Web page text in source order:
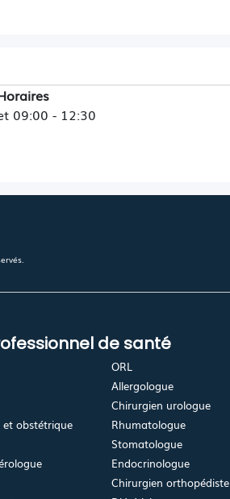
09:00 - 12:30
de santé
et obstétrique
ORL
Allergologue
Chirurgien urologue
Rhumatologue
Stomatologue
Endocrinologue
Chirurgien orthopédiste